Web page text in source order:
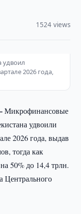
1524 views
удвоил
2026 года,
Микрофинансовые
удвоили
2026 года, выдав
тогда как
50% до 14,4 трлн.
Центрального